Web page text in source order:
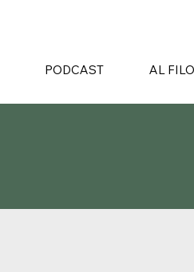
PODCAST AL